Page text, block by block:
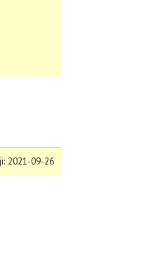
2021-09-26